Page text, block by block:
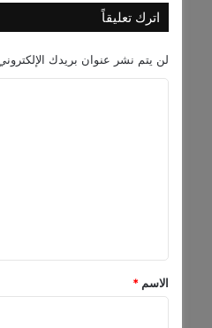
ر
د
ش
ل
اترك تعليقاً
لن يتم نشر عنوان بريدك
*
الاسم *